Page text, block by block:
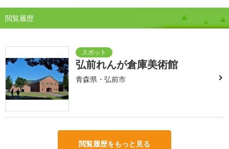
閲覧履歴
弘前れんが倉庫美術館
青森県・弘前市
閲覧履歴をもっと見る